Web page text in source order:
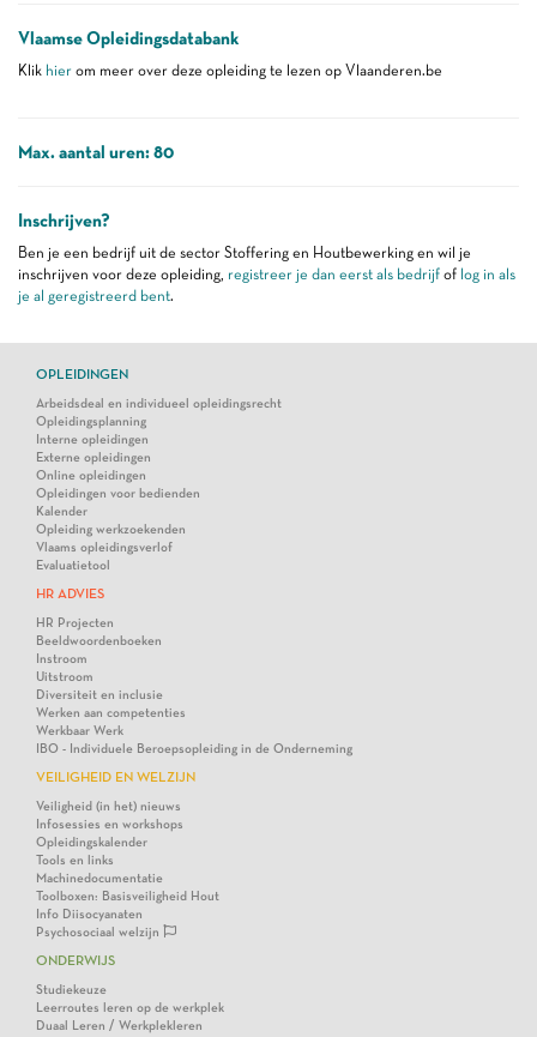
Vlaamse Opleidingsdatabank
Klik hier om meer over deze opleiding te lezen op Vlaanderen.be
Max. aantal uren: 80
Inschrijven?
Ben je een bedrijf uit de sector Stoffering en Houtbewerking en wil je
inschrijven voor deze opleiding, registreer je dan eerst als bedrijf of log in als
je al geregistreerd bent.
OPLEIDINGEN
Arbeidsdeal en individueel opleidingsrecht
Opleidingsplanning
Interne opleidingen
Externe opleidingen
Online opleidingen
Opleidingen voor bedienden
Kalender
Opleiding werkzoekenden
Vlaams opleidingsverlof
Evaluatietool
HR ADVIES
HR Projecten
Beeldwoordenboeken
Instroom
Uitstroom
Diversiteit en inclusie
Werken aan competenties
Werkbaar Werk
IBO - Individuele Beroepsopleiding in de Onderneming
VEILIGHEID EN WELZIJN
Veiligheid (in het) nieuws
Infosessies en workshops
Opleidingskalender
Tools en links
Machinedocumentatie
Toolboxen: Basisveiligheid Hout
Info Diisocyanaten
Psychosociaal welzijn
ONDERWIJS
Studiekeuze
Leerroutes leren op de werkplek
Duaal Leren / Werkplekleren